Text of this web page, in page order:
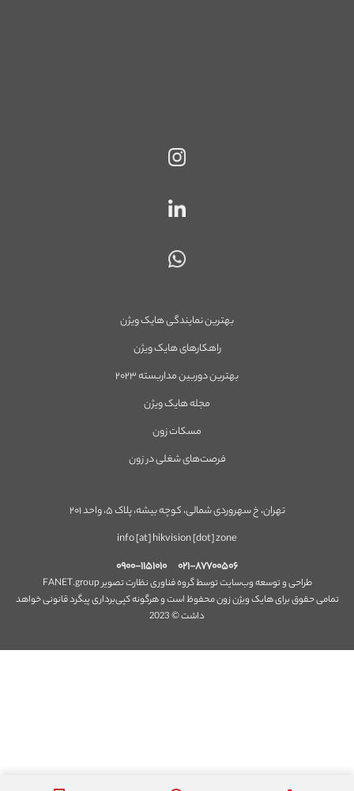
تهران، خ سهروردی شمالی، کوچه بیشه، پلاک ۵، واحد ۲۰۱
info [at] hikvision [dot] zone
۰۲۱-۸۷۷۰۰۵۰۶
۰۹۰۰-۱۱۵۱۰۱۰
بهترین نمایندگی هایک ویژن
راهکارهای هایک ویژن
بهترین دوربین مداربسته ۲۰۲۳
مجله هایک ویژن
مسکات زون
فرصت‌های شغلی در زون
تمامی حقوق برای هایک ویژن زون محفوظ است و هرگونه کپی‌برداری پیگرد قانونی خواهد
داشت © 2023
طراحی و توسعه وب‌سایت توسط گروه فناوری نظارت تصویر FANET.group